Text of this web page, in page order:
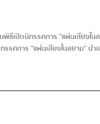
เปิดนิทรรศการ "แผ่นเสียง
การ "แผ่นเสียงในสยาม" นำเ